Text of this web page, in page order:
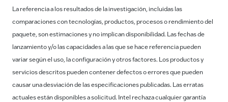
La referencia a los resultados de la investigación, incluidas las
comparaciones con tecnologías, productos, procesos o rendimiento del
paquete, son estimaciones y no implican disponibilidad. Las fechas de
lanzamiento y/o las capacidades a las que se hace referencia pueden
variar según el uso, la configuración y otros factores. Los productos y
servicios descritos pueden contener defectos o errores que pueden
causar una desviación de las especificaciones publicadas. Las erratas
actuales están disponibles a solicitud. Intel rechaza cualquier garantía